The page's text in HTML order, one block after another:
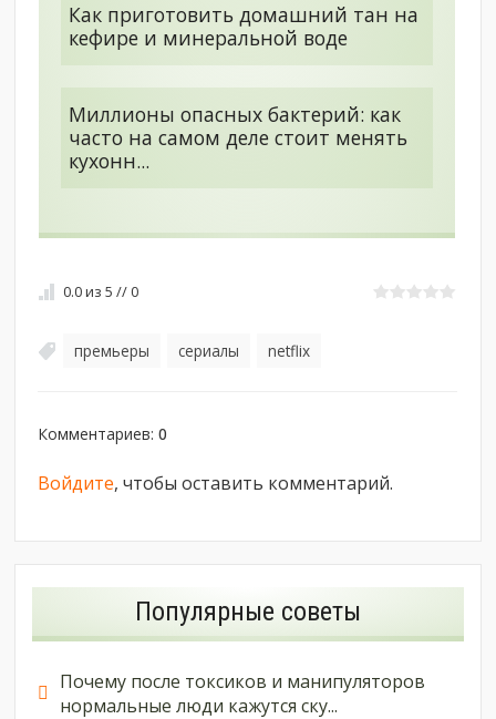
Как приготовить домашний тан на
кефире и минеральной воде
Миллионы опасных бактерий: как
часто на самом деле стоит менять
кухонн...
0.0из5 // 0
премьеры сериалы netflix
Комментариев:0
Войдите, чтобы оставить комментарий.
Популярные советы
Почему после токсиков и манипуляторов
нормальные люди кажутся ску...